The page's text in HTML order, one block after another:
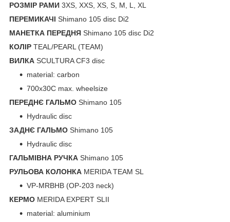
РОЗМІР РАМИ 3XS, XXS, XS, S, M, L, XL
ПЕРЕМИКАЧІ Shimano 105 disc Di2
МАНЕТКА ПЕРЕДНЯ Shimano 105 disc Di2
КОЛІР TEAL/PEARL (TEAM)
ВИЛКА SCULTURA CF3 disc
material: carbon
700x30C max. wheelsize
ПЕРЕДНЄ ГАЛЬМО Shimano 105
Hydraulic disc
ЗАДНЄ ГАЛЬМО Shimano 105
Hydraulic disc
ГАЛЬМІВНА РУЧКА Shimano 105
РУЛЬОВА КОЛОНКА MERIDA TEAM SL
VP-MRBHB (OP-203 neck)
КЕРМО MERIDA EXPERT SLII
material: aluminium